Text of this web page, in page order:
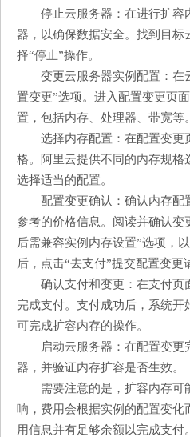
停止云服务器：在进行扩容
器，以确保数据安全。找到目标
择“停止”操作。
变更云服务器实例配置：在
置变更”选项。进入配置变更页
置，包括内存、处理器、带宽等。
选择内存配置：在配置变更
格。阿里云提供不同的内存规
选择适当的配置。
配置变更确认：确认内存
参考的价格信息。阅读并确认变
后需兼容实例内存设置”选项，
后，点击“去支付”提交配置变更
确认支付和变更：在支付页
完成支付。支付成功后，系统
可完成扩容内存的操作。
启动云服务器：在配置变
器，并验证内存扩容是否生效。
需要注意的是，扩容内存
响，费用会根据实例的配置变
用信息并有足够余额以完成支付。